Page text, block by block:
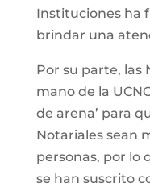
Instituciones ha
brindar una
Por su parte, las
mano de la
de arena’ para
Notariales sean
personas, por lo
se han suscrito